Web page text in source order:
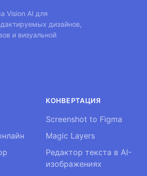
Vision AI для
дизайнов,
и визуальной
КОНВЕРТАЦИЯ
Screenshot to Figma
Magic Layers
Редактор текста в AI-
изображениях